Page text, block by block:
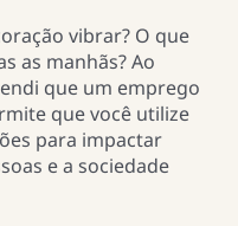
vibrar? O que
as manhãs? Ao
que um emprego
que você utilize
para impactar
e a sociedade